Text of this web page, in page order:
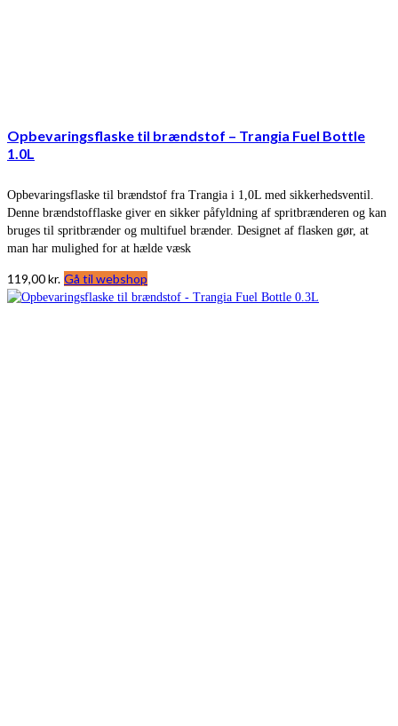
Opbevaringsflaske til brændstof – Trangia Fuel Bottle
1.0L
Opbevaringsflaske til brændstof fra Trangia i 1,0L med sikkerhedsventil.
Denne brændstofflaske giver en sikker påfyldning af spritbrænderen og kan
bruges til spritbrænder og multifuel brænder. Designet af flasken gør, at
man har mulighed for at hælde væsk
119,00kr. Gå til webshop